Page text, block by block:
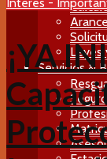
Leyes
Servicios &
¡YA